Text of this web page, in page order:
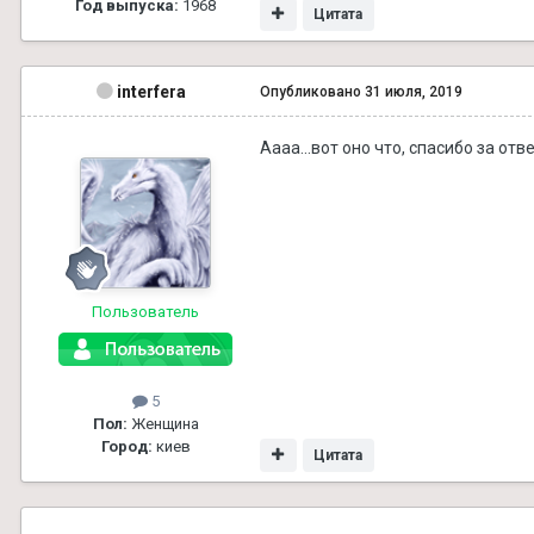
Год выпуска: 1968
Цитата
interfera
Пользователь
5
Пол: Женщина
Город: киев
Опубликовано 31 июля, 2019
Аааа...вот оно что, спасибо за
Цитата